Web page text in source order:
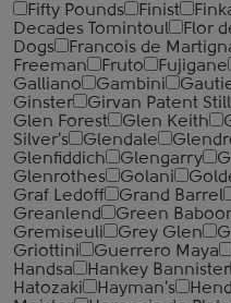
Fifty Pounds
Finist
Decades Tomintoul
Flor
Dogs
Francois de
Freeman
Fruto Fujigane
Galliano
Gambini
Ginster
Girvan Patent Still
Glen Forest
Glen Keith
Silver's
Glendale
Glenfiddich
Glengarry
Glenrothes
Golani
Graf Ledoff
Grand Barrel
Greanlend
Green
Gremiseuli
Grey Glen
Griottini
Guerrero Maya
Handsa
Hankey Bannister
Hatozaki
Hayman's